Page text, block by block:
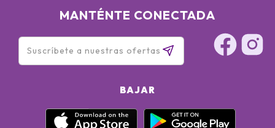
MANTÉNTE CONECTADA
BAJAR